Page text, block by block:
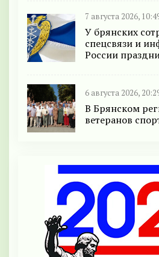
7 августа 2026,
У брянских
спецсвязи и
России
6 августа 2026,
В Брянском
ветеранов